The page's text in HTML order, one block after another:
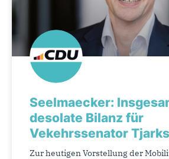
Seelmaecker:
desolate Bilanz für
Vekehrssenator Tjarks
Zur heutigen Vorstellung der